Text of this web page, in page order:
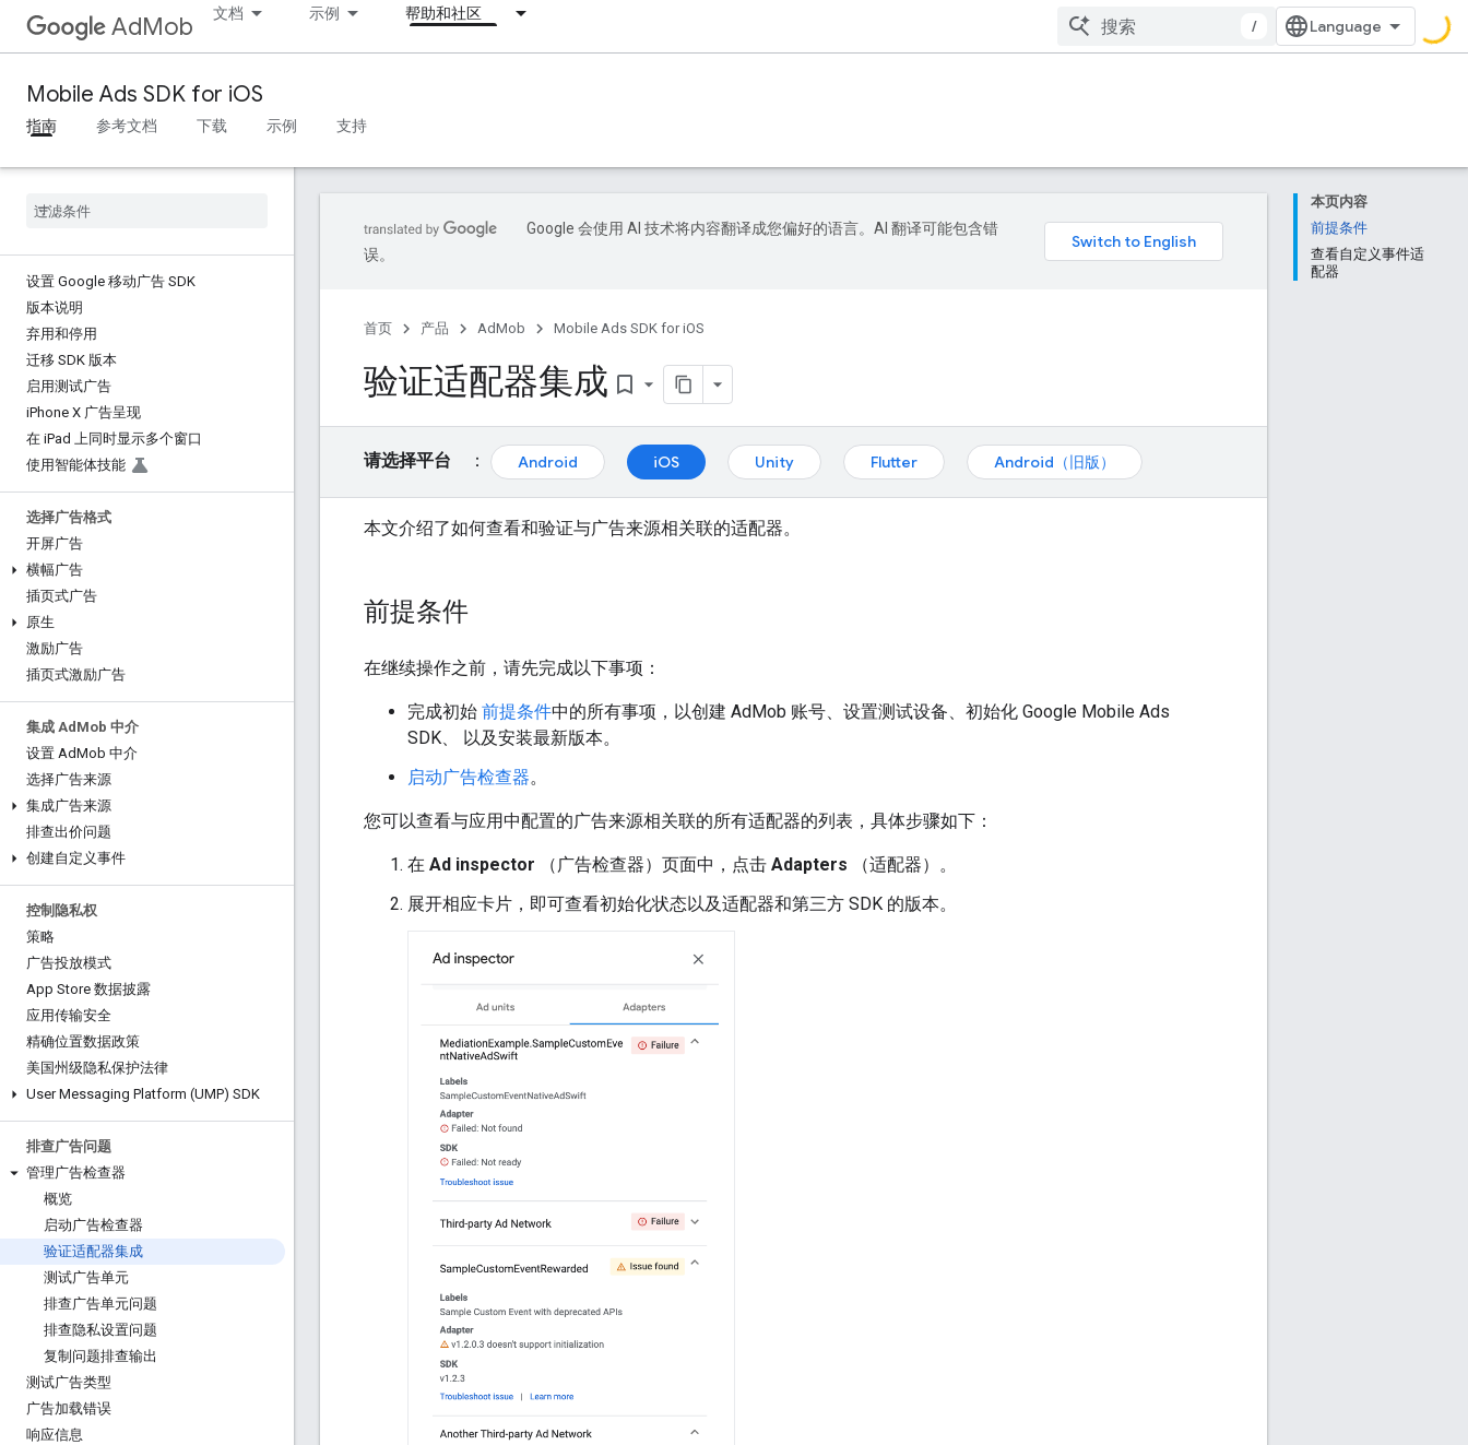
AdMob 文档 示例 帮助和社区
/
Mobile Ads SDK for iOS
指南 参考文档 下载 示例 支持
设置 Google 移动广告 SDK
版本说明
弃用和停用
迁移 SDK 版本
启用测试广告
iPhone X 广告呈现
在 iPad 上同时显示多个窗口
使用智能体技能
选择广告格式
开屏广告
横幅广告
插页式广告
原生
激励广告
插页式激励广告
集成 Ad Mob 中介
设置 AdMob 中介
选择广告来源
集成广告来源
排查出价问题
创建自定义事件
控制隐私权
策略
广告投放模式
App Store 数据披露
应用传输安全
精确位置数据政策
美国州级隐私保护法律
User Messaging Platform (UMP) SDK
排查广告问题
管理广告检查器
概览
启动广告检查器
验证适配器集成
测试广告单元
排查广告单元问题
排查隐私设置问题
复制问题排查输出
测试广告类型
广告加载错误
响应信息
本页内容
前提条件
查看自定义事件适
配器
Google 会使用 AI 技术将内容翻译成您偏好的语言。AI 翻译可能包含错
误。
首页 产品 AdMob Mobile Ads SDK for iOS
验证适配器集成 bookmark_border
请选择平台 ： Android iOS Unity Flutter Android（旧版）
本文介绍了如何查看和验证与广告来源相关联的适配器。
前提条件
在继续操作之前，请先完成以下事项：
完成初始 前提条件中的所有事项，以创建 AdMob 账号、设置测试设备、初始化 Google Mobile Ads
SDK、 以及安装最新版本。
启动广告检查器。
您可以查看与应用中配置的广告来源相关联的所有适配器的列表，具体步骤如下：
在 Ad inspector （广告检查器）页面中，点击 Adapters （适配器）。
展开相应卡片，即可查看初始化状态以及适配器和第三方 SDK 的版本。